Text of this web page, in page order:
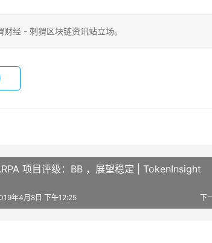
经 - 刺猬区块链资讯站立场。
项目评级：BB ，展望稳定 | TokenInsight
下
年4月8日 下午12:25